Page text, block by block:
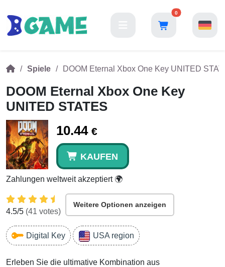
0
Spiele DOOM Eternal Xbox One Key UNITED
DOOM Eternal Xbox One Key
UNITED STATES
10.44 €
KAUFEN
Zahlungen weltweit akzeptiert 🌍
4.5/5 (41 votes)
Weitere Optionen anzeigen
Digital Key USA region
Erleben Sie die ultimative Kombination aus